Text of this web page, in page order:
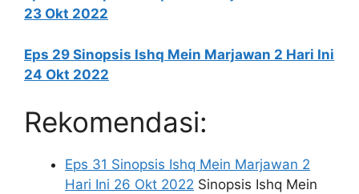
23 Okt 2022
Eps 29 Sinopsis Ishq Mein Marjawan 2 Hari Ini
24 Okt 2022
Rekomendasi:
Eps 31 Sinopsis Ishq Mein Marjawan 2
Hari Ini 26 Okt 2022 Sinopsis Ishq Mein